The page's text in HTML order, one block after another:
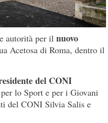
autorità per ilnuovo
Acetosa di Roma, dentro il
del CONI
lo Sport e per i Giovani
del CONI Silvia Salis e